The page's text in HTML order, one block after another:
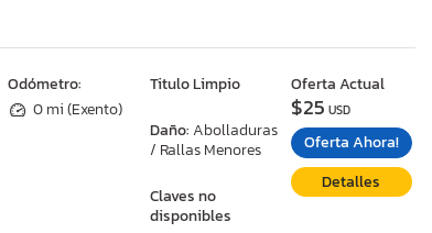
Odómetro:
0 mi (Exento)
Titulo Limpio
Daño: Abolladuras
/ Rallas Menores
Claves no
disponibles
Oferta Actual
$25 USD
Oferta Ahora!
Detalles